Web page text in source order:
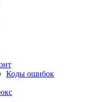
Коды ошибок